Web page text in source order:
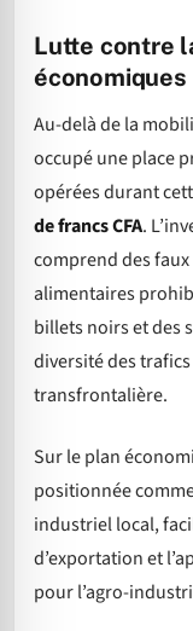
Lutte contre
économiques
Au-delà de la
occupé une place
opérées durant
de francs CFA.
comprend des
alimentaires
billets noirs et des
diversité des
transfrontalière.
Sur le plan
positionnée
industriel local,
d’exportation et
pour l’agro-